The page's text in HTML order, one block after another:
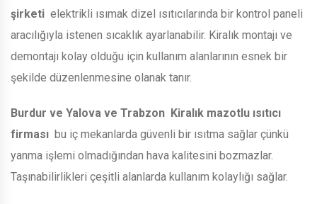
şirketi elektrikli ısımak dizel ısıtıcılarında bir kontrol paneli
aracılığıyla istenen sıcaklık ayarlanabilir. Kiralık montajı ve
demontajı kolay olduğu için kullanım alanlarının esnek bir
şekilde düzenlenmesine olanak tanır.
Burdur ve Yalova ve Trabzon Kiralık mazotlu ısıtıcı
firması bu iç mekanlarda güvenli bir ısıtma sağlar çünkü
yanma işlemi olmadığından hava kalitesini bozmazlar.
Taşınabilirlikleri çeşitli alanlarda kullanım kolaylığı sağlar.